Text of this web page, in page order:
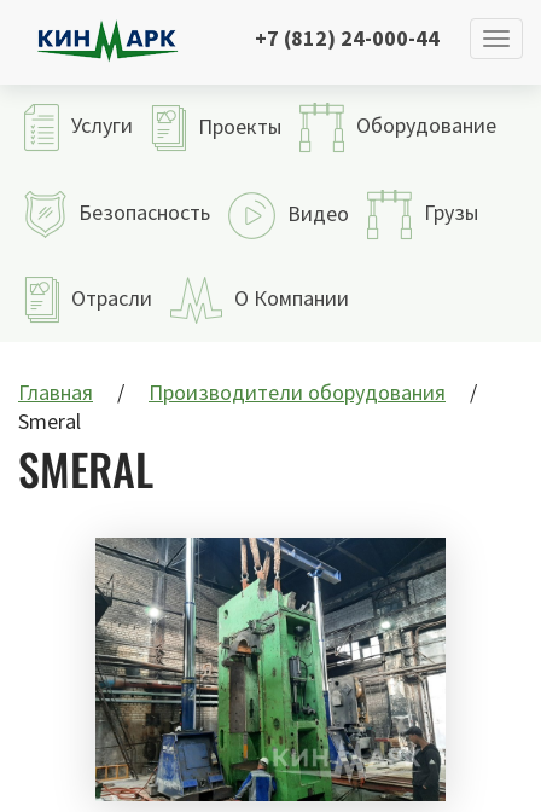
+7 (812) 24-000-44
Услуги Проекты Оборудование
Безопасность Видео Грузы
Отрасли О Компании
Главная
Производители оборудования
Smeral
SMERAL